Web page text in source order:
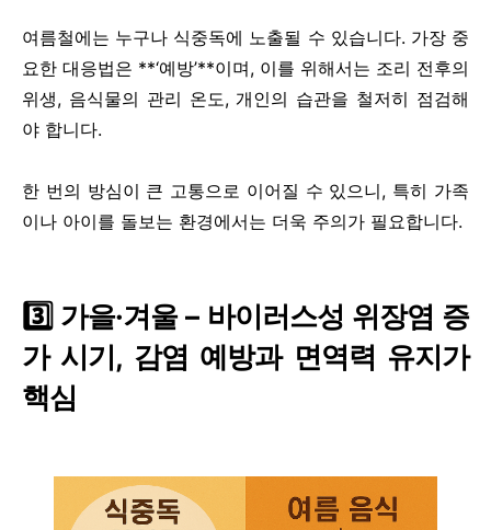
여름철에는 누구나 식중독에 노출될 수 있습니다. 가장 중
요한 대응법은 **‘예방’**이며, 이를 위해서는 조리 전후의
위생, 음식물의 관리 온도, 개인의 습관을 철저히 점검해
야 합니다.
한 번의 방심이 큰 고통으로 이어질 수 있으니, 특히 가족
이나 아이를 돌보는 환경에서는 더욱 주의가 필요합니다.
3️⃣ 가을·겨울 – 바이러스성 위장염 증
가 시기, 감염 예방과 면역력 유지가
핵심